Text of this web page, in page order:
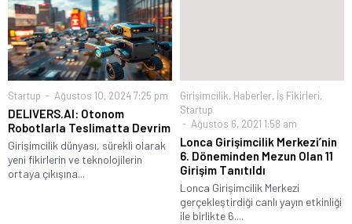
Startup Ağustos 10, 2024 7:25 pm
DELIVERS.AI: Otonom
Robotlarla Teslimatta Devrim
Girişimcilik dünyası, sürekli olarak
yeni fikirlerin ve teknolojilerin
ortaya çıkışına...
Girişimcilik, Haberler, İş Fikirleri,
Startup
Ağustos 6, 2021 1:58 am
Lonca Girişimcilik Merkezi’nin
6. Döneminden Mezun Olan 11
Girişim Tanıtıldı
Lonca Girişimcilik Merkezi
gerçekleştirdiği canlı yayın etkinliği
ile birlikte 6....